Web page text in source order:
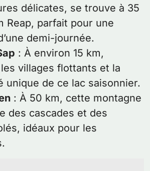
délicates, se trouve à 35
Reap, parfait pour une
demi-journée.
: À environ 15 km,
villages flottants et la
unique de ce lac saisonnier.
: À 50 km, cette montagne
des cascades et des
idéaux pour les